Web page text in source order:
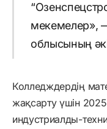
мекемелер»,
облысының
Колледждердің
жақсарту үшін
индустриалды-